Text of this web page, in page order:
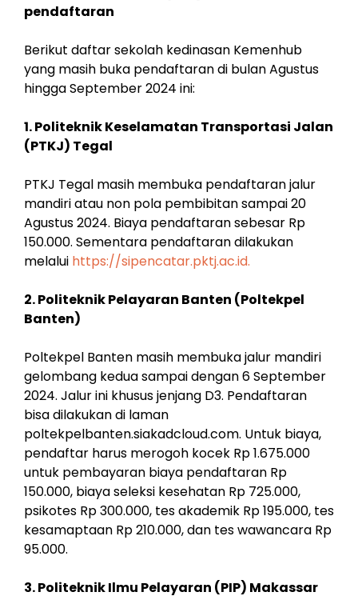
pendaftaran
Berikut daftar sekolah kedinasan Kemenhub
yang masih buka pendaftaran di bulan Agustus
hingga September 2024 ini:
1. Politeknik Keselamatan Transportasi Jalan
(PTKJ) Tegal
PTKJ Tegal masih membuka pendaftaran jalur
mandiri atau non pola pembibitan sampai 20
Agustus 2024. Biaya pendaftaran sebesar Rp
150.000. Sementara pendaftaran dilakukan
melalui https://sipencatar.pktj.ac.id.
2. Politeknik Pelayaran Banten (Poltekpel
Banten)
Poltekpel Banten masih membuka jalur mandiri
gelombang kedua sampai dengan 6 September
2024. Jalur ini khusus jenjang D3. Pendaftaran
bisa dilakukan di laman
poltekpelbanten.siakadcloud.com. Untuk biaya,
pendaftar harus merogoh kocek Rp 1.675.000
untuk pembayaran biaya pendaftaran Rp
150.000, biaya seleksi kesehatan Rp 725.000,
psikotes Rp 300.000, tes akademik Rp 195.000, tes
kesamaptaan Rp 210.000, dan tes wawancara Rp
95.000.
3. Politeknik Ilmu Pelayaran (PIP) Makassar